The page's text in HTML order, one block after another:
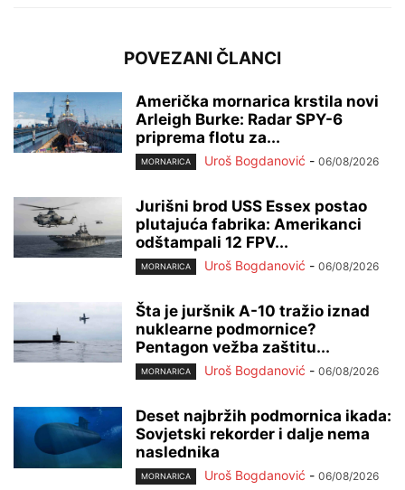
POVEZANI ČLANCI
Američka mornarica krstila novi
Arleigh Burke: Radar SPY-6
priprema flotu za...
MORNARICA Uroš Bogdanović - 06/08/2026
Jurišni brod USS Essex postao
plutajuća fabrika: Amerikanci
odštampali 12 FPV...
MORNARICA Uroš Bogdanović - 06/08/2026
Šta je juršnik A-10 tražio iznad
nuklearne podmornice?
Pentagon vežba zaštitu...
MORNARICA Uroš Bogdanović - 06/08/2026
Deset najbržih podmornica ikada:
Sovjetski rekorder i dalje nema
naslednika
MORNARICA Uroš Bogdanović - 06/08/2026